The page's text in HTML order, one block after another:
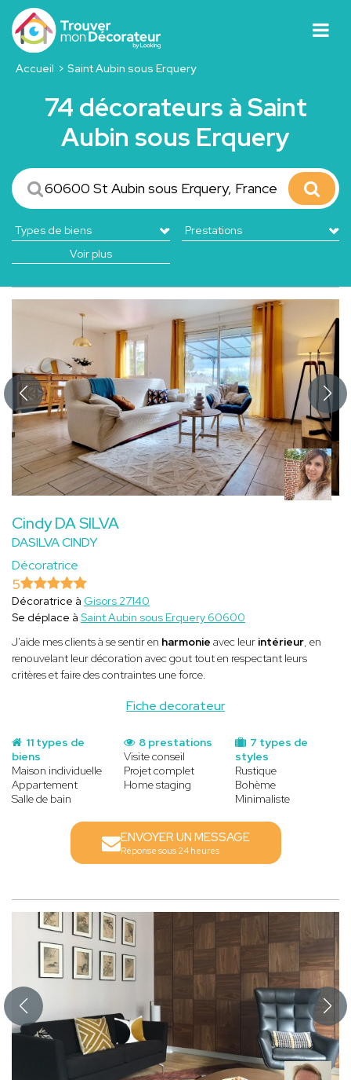
Accueil Saint Aubin sous Erquery
74 décorateurs à Saint
Aubin sous Erquery
Voir plus
Cindy DA SILVA
DASILVA CINDY
Décoratrice
Fiche decorateur
5
Décoratrice à Gisors 27140
Se déplace à Saint Aubin sous Erquery 60600
J'aide mes clients à se sentir en harmonie avec leur intérieur , en
renouvelant leur décoration avec gout tout en respectant leurs
critères et faire des contraintes une force.
11 types de
biens
Maison individuelle
Appartement
Salle de bain
7 types de
styles
Rustique
Bohème
Minimaliste
8 prestations
Visite conseil
Projet complet
Home staging
ENVOYER UN MESSAGE
Réponse sous 24 heures